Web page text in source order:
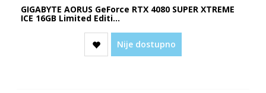
GIGABYTE AORUS GeForce RTX 4080 SUPER XTREME
ICE 16GB Limited Editi...
Nije dostupno